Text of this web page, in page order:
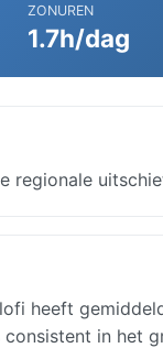
ZONUREN
1.7h/dag
regionale
heeft
in het